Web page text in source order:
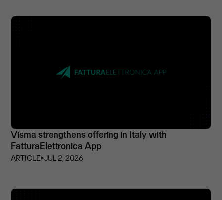
Visma strengthens offering in Italy with
FatturaElettronica App
ARTICLE⏵JUL 2, 2026